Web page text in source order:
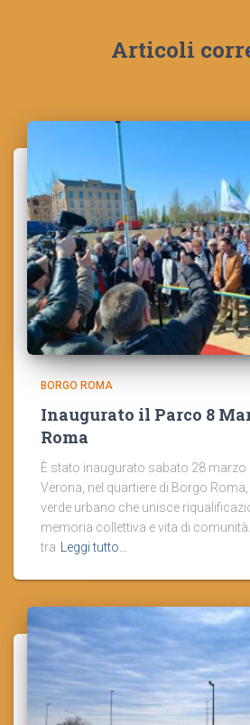
Articoli
BORGO ROMA
Inaugurato il Parco 8
Roma
È stato inaugurato sabato 28 marzo
Verona, nel quartiere di Borgo
verde urbano che unisce
memoria collettiva e vita di comunità.
tra
Leggi tutto…